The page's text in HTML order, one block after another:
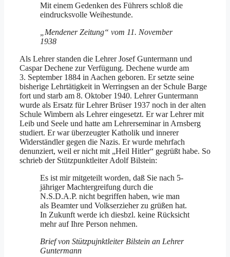
Mit einem Gedenken des Führers schloß die
eindrucksvolle Weihestunde.
„Mendener Zeitung“ vom 11. November
1938
Als Lehrer standen die Lehrer Josef Guntermann und
Caspar Dechene zur Verfügung. Dechene wurde am
3. September 1884 in Aachen geboren. Er setzte seine
bisherige Lehrtätigkeit in Werringsen an der Schule Barge
fort und starb am 8. Oktober 1940. Lehrer Guntermann
wurde als Ersatz für Lehrer Brüser 1937 noch in der alten
Schule Wimbern als Lehrer eingesetzt. Er war Lehrer mit
Leib und Seele und hatte am Lehrerseminar in Arnsberg
studiert. Er war überzeugter Katholik und innerer
Widerständler gegen die Nazis. Er wurde mehrfach
denunziert, weil er nicht mit „Heil Hitler“ gegrüßt habe. So
schrieb der Stützpunktleiter Adolf Bilstein:
Es ist mir mitgeteilt worden, daß Sie nach 5-
jähriger Machtergreifung durch die
N.S.D.A.P. nicht begriffen haben, wie man
als Beamter und Volkserzieher zu grüßen hat.
In Zukunft werde ich diesbzl. keine Rücksicht
mehr auf Ihre Person nehmen.
Brief von Stützpujnktleiter Bilstein an Lehrer
Guntermann